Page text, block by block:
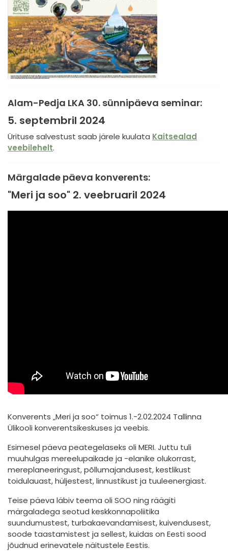
Alam-Pedja LKA 30. sünnipäeva seminar:
5. septembril 2024
Ürituse salvestust saab järele kuulata Kaitsealad
veebilehelt.
Märgalade päeva konverents:
"Meri ja soo" 2. veebruaril 2024
Konverents „Meri ja soo“ toimus 1.-2.02.2024 Tallinna
Ülikooli konverentsikeskuses ja veebis.
Esimesel päeva peategelaseks oli MERI. Juttu tuli
muuhulgas mereelupaikade ja -elanike olukorrast,
mereplaneeringust, põllumajandusest, kestlikust
toidulauast, hüljestest, linnustikust ja tuuleenergiast.
Teise päeva läbiv teema oli SOO ning räägiti
märgaladega seotud keskkonnapoliitika
suundumustest, turbakaevandamisest, kuivendusest,
soode taastamistest ja sellest, kuidas on Eesti sood
jõudnud erinevatele näitustele Eestis.